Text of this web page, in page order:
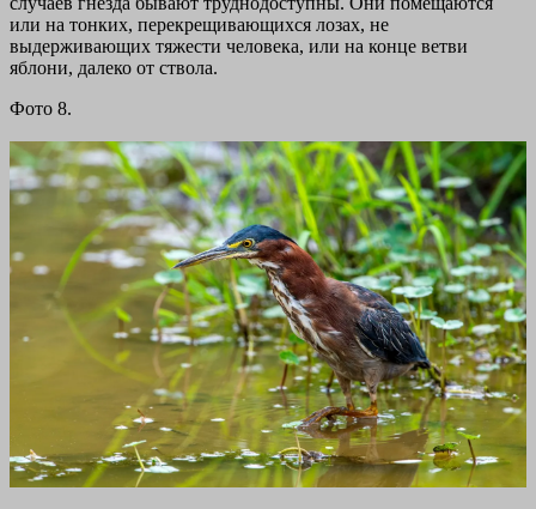
или на тонких, перекрещивающихся лозах, не
выдерживающих тяжести человека, или на конце ветви
яблони, далеко от ствола.
Фото 8.